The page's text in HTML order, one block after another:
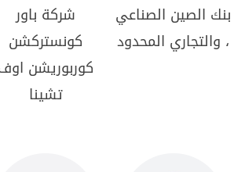
شركة باور
كونستركشن
كوربوريشن
تشينا
بنك الصين الصناعي
والتجاري المحدود ،